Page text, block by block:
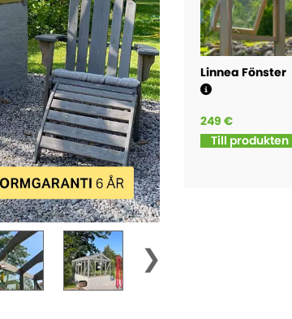
Linnea Fönster
249 €
Till produkten